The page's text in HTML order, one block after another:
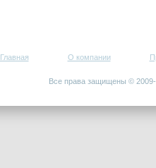
Главная О компании
Все права защищены ©